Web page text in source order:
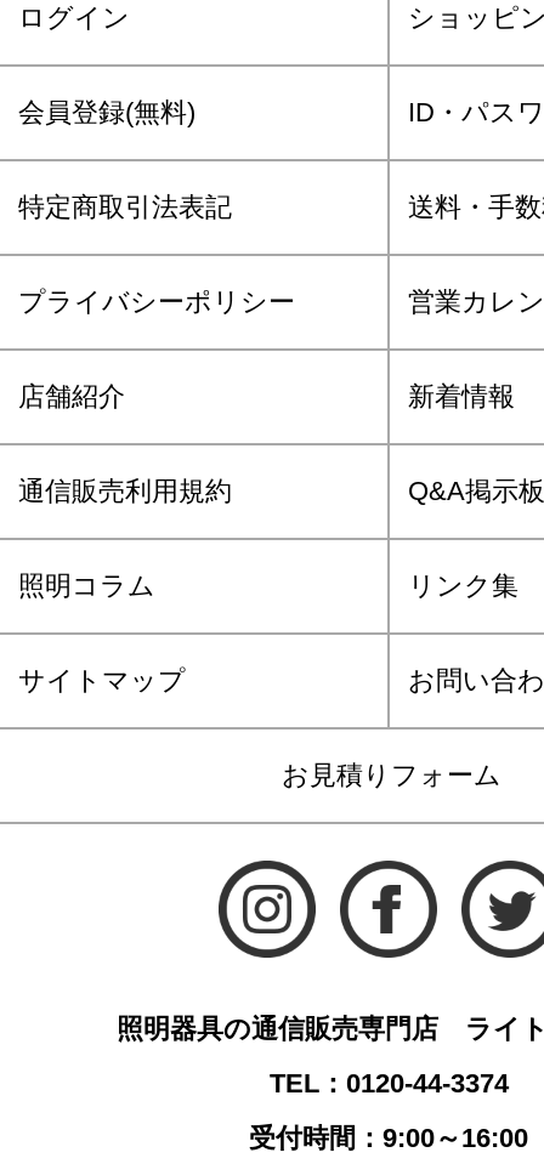
ログイン ショッピ
会員登録(無料) ID・パス
特定商取引法表記 送料・手
プライバシーポリシー 営業カレ
店舗紹介 新着情報
通信販売利用規約 Q&A掲示板
照明コラム リンク集
サイトマップ お問い合
お見積りフォーム
照明器具の通信販売専門店 ライ
TEL：0120-44-3374
受付時間：9:00～16:00